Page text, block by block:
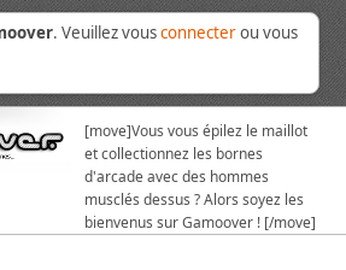
. Veuillez vousconnecterou vous
[move]Vous vous épilez le maillot
et collectionnez les bornes
d'arcade avec des hommes
musclés dessus ? Alors soyez les
bienvenus sur Gamoover ! [/move]